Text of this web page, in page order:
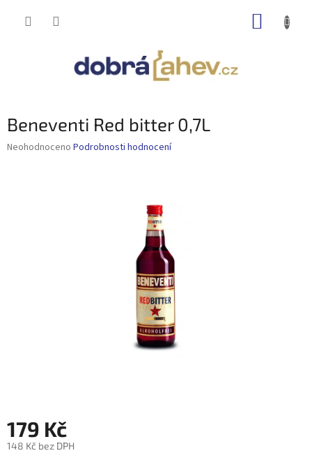
Beneventi Red bitter 0,7L
Průměrné
Neohodnoceno Podrobnosti hodnocení
179 Kč
148 Kč bez DPH